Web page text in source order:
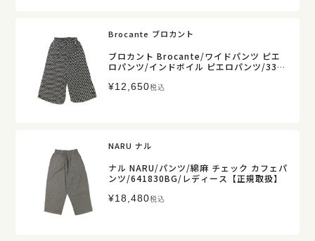
Brocante ブロカント
ブロカント Brocante/ワイドパンツ ピエ
ロパンツ/インドボイル ピエロパンツ/33-0
¥12,650税込
NARU ナル
ナル NARU/パンツ/綿麻 チェック カフェパ
ンツ/641830BG/レディース【正規取扱】
¥18,480税込